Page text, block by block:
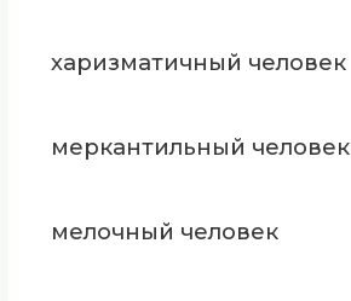
харизматичный человек
меркантильный человек
мелочный человек